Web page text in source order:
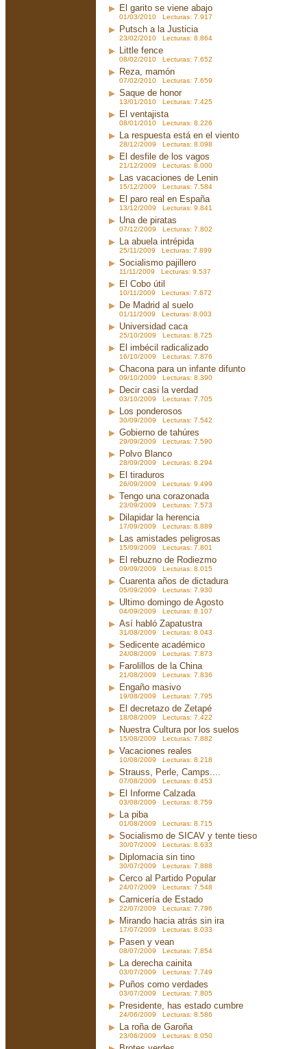
El garito se viene abajo
01/03/2010 Lecturas: 7.917
Putsch a la Justicia
23/02/2010 Lecturas: 8.864
Little fence
08/02/2010 Lecturas: 7.652
Reza, mamón
07/02/2010 Lecturas: 7.659
Saque de honor
13/01/2010 Lecturas: 7.425
El ventajista
08/01/2010 Lecturas: 8.226
La respuesta está en el viento
28/12/2009 Lecturas: 8.098
El desfile de los vagos
21/12/2009 Lecturas: 8.000
Las vacaciones de Lenin
15/12/2009 Lecturas: 7.584
El paro real en España
13/12/2009 Lecturas: 9.841
Una de piratas
07/12/2009 Lecturas: 7.802
La abuela intrépida
25/11/2009 Lecturas: 7.899
Socialismo pajillero
11/11/2009 Lecturas: 9.537
El Cobo útil
10/11/2009 Lecturas: 7.672
De Madrid al suelo
01/11/2009 Lecturas: 8.003
Universidad caca
25/10/2009 Lecturas: 8.725
El imbécil radicalizado
16/10/2009 Lecturas: 7.876
Chacona para un infante difunto
09/10/2009 Lecturas: 8.390
Decir casi la verdad
03/10/2009 Lecturas: 7.705
Los ponderosos
30/09/2009 Lecturas: 7.542
Gobierno de tahúres
29/09/2009 Lecturas: 7.590
Polvo Blanco
28/09/2009 Lecturas: 8.294
El tiraduros
26/09/2009 Lecturas: 9.499
Tengo una corazonada
23/09/2009 Lecturas: 7.573
Dilapidar la herencia
17/09/2009 Lecturas: 8.889
Las amistades peligrosas
15/09/2009 Lecturas: 7.801
El rebuzno de Rodiezmo
09/09/2009 Lecturas: 8.015
Cuarenta años de dictadura
05/09/2009 Lecturas: 7.930
Ultimo domingo de Agosto
04/09/2009 Lecturas: 8.107
Así habló Zapatustra
31/08/2009 Lecturas: 8.043
Sedicente académico
24/08/2009 Lecturas: 7.873
Farolillos de la China
21/08/2009 Lecturas: 7.836
Engaño masivo
19/08/2009 Lecturas: 7.795
El decretazo de Zetapé
18/08/2009 Lecturas: 7.422
Nuestra Cultura por los suelos
15/08/2009 Lecturas: 7.882
Vacaciones reales
10/08/2009 Lecturas: 8.218
Strauss, Perle, Camps....
07/08/2009 Lecturas: 8.453
El Informe Calzada
03/08/2009 Lecturas: 8.759
La piba
01/08/2009 Lecturas: 8.715
Socialismo de SICAV y tente tieso
30/07/2009 Lecturas: 8.633
Diplomacia sin tino
30/07/2009 Lecturas: 7.888
Cerco al Partido Popular
24/07/2009 Lecturas: 7.548
Carnicería de Estado
22/07/2009 Lecturas: 7.796
Mirando hacia atrás sin ira
17/07/2009 Lecturas: 8.033
Pasen y vean
08/07/2009 Lecturas: 7.854
La derecha cainita
03/07/2009 Lecturas: 7.749
Puños como verdades
03/07/2009 Lecturas: 7.805
Presidente, has estado cumbre
24/06/2009 Lecturas: 8.586
La roña de Garoña
23/06/2009 Lecturas: 8.050